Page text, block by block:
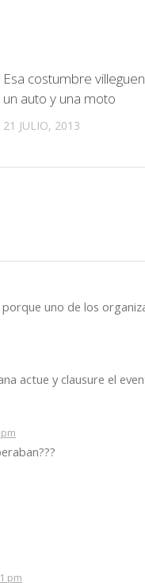
Esa costumbre
un auto y una moto
21 JULIO, 2013
uno de los
actue y clausure el
pm